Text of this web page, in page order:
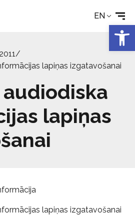
EN
/
lapiņas izgatavošanai
lapiņas
lapiņas izgatavošanai